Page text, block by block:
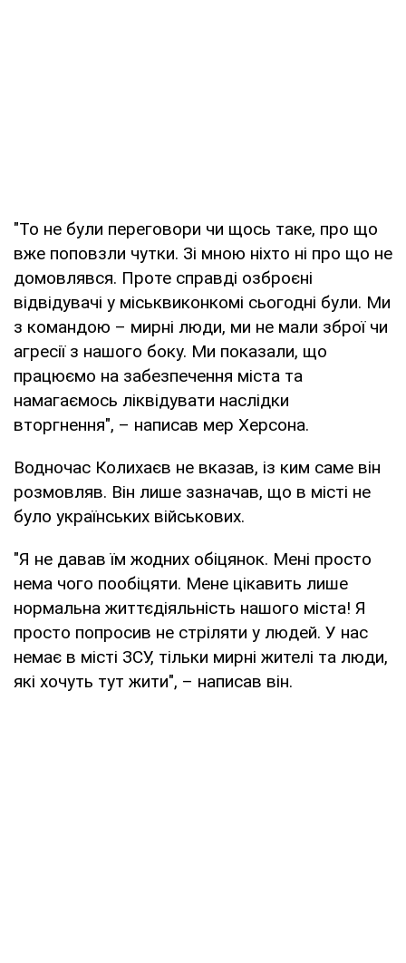
"То не були переговори чи щось таке, про що
вже поповзли чутки. Зі мною ніхто ні про що не
домовлявся. Проте справді озброєні
відвідувачі у міськвиконкомі сьогодні були. Ми
з командою – мирні люди, ми не мали зброї чи
агресії з нашого боку. Ми показали, що
працюємо на забезпечення міста та
намагаємось ліквідувати наслідки
вторгнення", – написав мер Херсона.
Водночас Колихаєв не вказав, із ким саме він
розмовляв. Він лише зазначав, що в місті не
було українських військових.
"Я не давав їм жодних обіцянок. Мені просто
нема чого пообіцяти. Мене цікавить лише
нормальна життєдіяльність нашого міста! Я
просто попросив не стріляти у людей. У нас
немає в місті ЗСУ, тільки мирні жителі та люди,
які хочуть тут жити", – написав він.